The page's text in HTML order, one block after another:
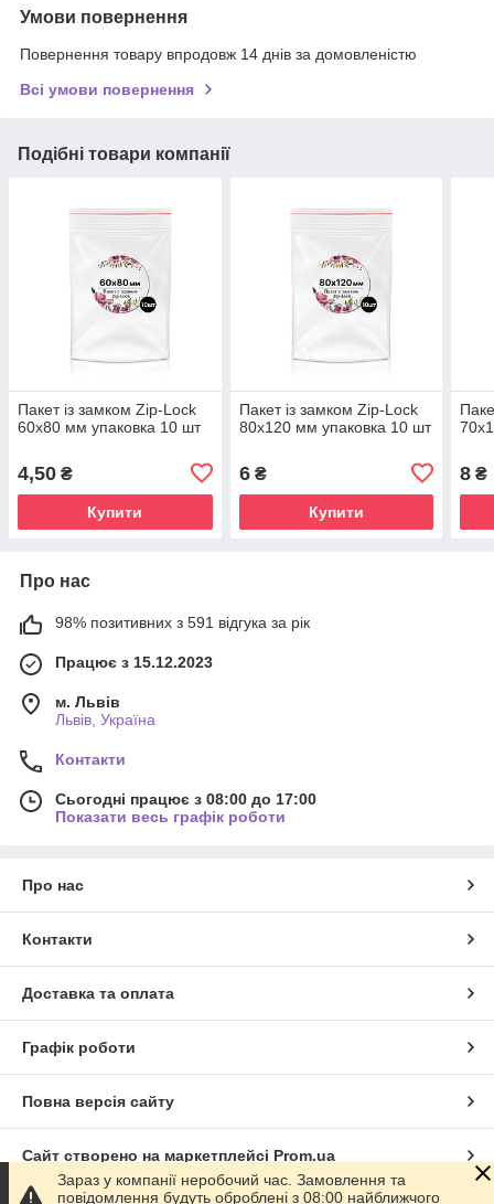
Умови повернення
Повернення товару впродовж 14 днів за домовленістю
Всі умови повернення
Подібні товари компанії
Пакет із замком Zip-Lock
60х80 мм упаковка 10 шт
4,50 ₴
Купити
Пакет із замком Zip-Lock
80х120 мм упаковка 10 шт
6₴
Купити
8 ₴
Про нас
98% позитивних з 591 відгука за рік
Працює з 15.12.2023
м. Львів
Львів, Україна
Контакти
Сьогодні працює з 08:00 до 17:00
Показати весь графік роботи
Про нас
Контакти
Доставка та оплата
Графік роботи
Повна версія сайту
Сайт створено на маркетплейсі Prom.ua
Зараз у компанії неробочий час. Замовлення та
повідомлення будуть оброблені з 08:00 найближчого